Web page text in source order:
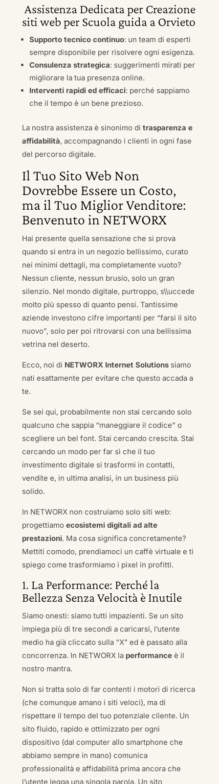
Assistenza Dedicata per Creazione
siti web per Scuola guida a Orvieto
Supporto tecnico continuo: un team di esperti
sempre disponibile per risolvere ogni esigenza.
Consulenza strategica: suggerimenti mirati per
migliorare la tua presenza online.
Interventi rapidi ed efficaci: perché sappiamo
che il tempo è un bene prezioso.
La nostra assistenza è sinonimo di trasparenza e
affidabilità, accompagnando i clienti in ogni fase
del percorso digitale.
Il Tuo Sito Web Non
Dovrebbe Essere un Costo,
ma il Tuo Miglior Venditore:
Benvenuto in NETWORX
Hai presente quella sensazione che si prova
quando si entra in un negozio bellissimo, curato
nei minimi dettagli, ma completamente vuoto?
Nessun cliente, nessun brusio, solo un gran
silenzio. Nel mondo digitale, purtroppo, s\\uccede
molto più spesso di quanto pensi. Tantissime
aziende investono cifre importanti per “farsi il sito
nuovo”, solo per poi ritrovarsi con una bellissima
vetrina nel deserto.
Ecco, noi di NETWORX Internet Solutionssiamo
nati esattamente per evitare che questo accada a
te.
Se sei qui, probabilmente non stai cercando solo
qualcuno che sappia “maneggiare il codice” o
scegliere un bel font. Stai cercando crescita. Stai
cercando un modo per far sì che il tuo
investimento digitale si trasformi in contatti,
vendite e, in ultima analisi, in un business più
solido.
In NETWORX non costruiamo solo siti web:
progettiamo ecosistemi digitali ad alte
prestazioni. Ma cosa significa concretamente?
Mettiti comodo, prendiamoci un caffè virtuale e ti
spiego come trasformiamo i pixel in profitti.
1. La Performance: Perché la
Bellezza Senza Velocità è Inutile
Siamo onesti: siamo tutti impazienti. Se un sito
impiega più di tre secondi a caricarsi, l’utente
medio ha già cliccato sulla “X” ed è passato alla
concorrenza. In NETWORX la performanceè il
nostro mantra.
Non si tratta solo di far contenti i motori di ricerca
(che comunque amano i siti veloci), ma di
rispettare il tempo del tuo potenziale cliente. Un
sito fluido, rapido e ottimizzato per ogni
dispositivo (dal computer allo smartphone che
abbiamo sempre in mano) comunica
professionalità e affidabilità prima ancora che
l’utente legga una singola parola. Un sito